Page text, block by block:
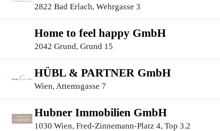
2822 Bad Erlach, Wehrgasse 3
Home to feel happy GmbH
2042 Grund, Grund 15
HÜBL & PARTNER GmbH
Wien, Attemsgasse 7
Hubner Immobilien GmbH
1030 Wien, Fred-Zinnemann-Platz 4, Top 3.2